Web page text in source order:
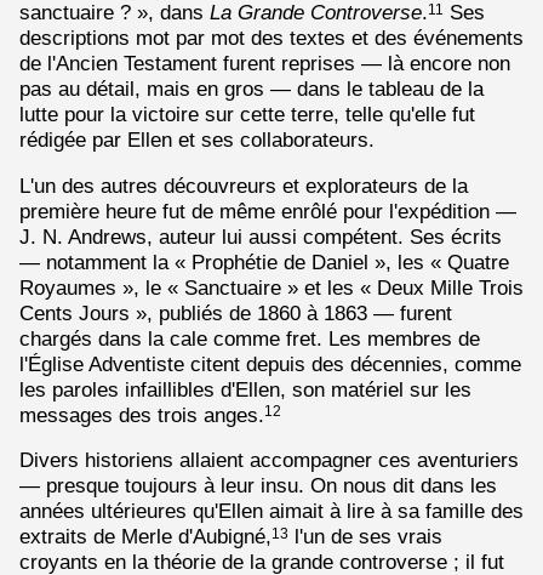
sanctuaire ? », dans La Grande Controverse.11
Ses
descriptions mot par mot des textes et des événements
de l'Ancien Testament furent reprises — là encore non
pas au détail, mais en gros — dans le tableau de la
lutte pour la victoire sur cette terre, telle qu'elle fut
rédigée par Ellen et ses collaborateurs.
L'un des autres découvreurs et explorateurs de la
première heure fut de même enrôlé pour l'expédition —
J. N. Andrews, auteur lui aussi compétent. Ses écrits
— notamment la « Prophétie de Daniel », les « Quatre
Royaumes », le « Sanctuaire » et les « Deux Mille Trois
Cents Jours », publiés de 1860 à 1863 — furent
chargés dans la cale comme fret. Les membres de
l'Église Adventiste citent depuis des décennies, comme
les paroles infaillibles d'Ellen, son matériel sur les
messages des trois anges.12
Divers historiens allaient accompagner ces aventuriers
— presque toujours à leur insu. On nous dit dans les
années ultérieures qu'Ellen aimait à lire à sa famille des
extraits de Merle d'Aubigné,13
l'un de ses vrais
croyants en la théorie de la grande controverse ; il fut